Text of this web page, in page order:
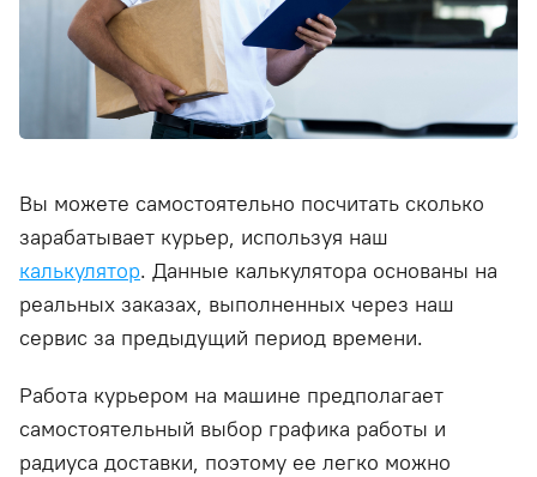
Вы можете самостоятельно посчитать сколько
зарабатывает курьер, используя наш
калькулятор. Данные калькулятора основаны на
реальных заказах, выполненных через наш
сервис за предыдущий период времени.
Работа курьером на машине предполагает
самостоятельный выбор графика работы и
радиуса доставки, поэтому ее легко можно